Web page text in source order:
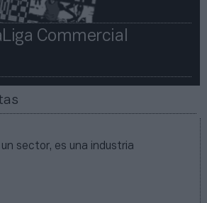
Commercial
sector, es una industria